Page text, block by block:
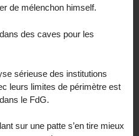
de mélenchon himself.
des caves pour les
sérieuse des institutions
leurs limites de périmètre est
le FdG.
sur une patte s’en tire mieux